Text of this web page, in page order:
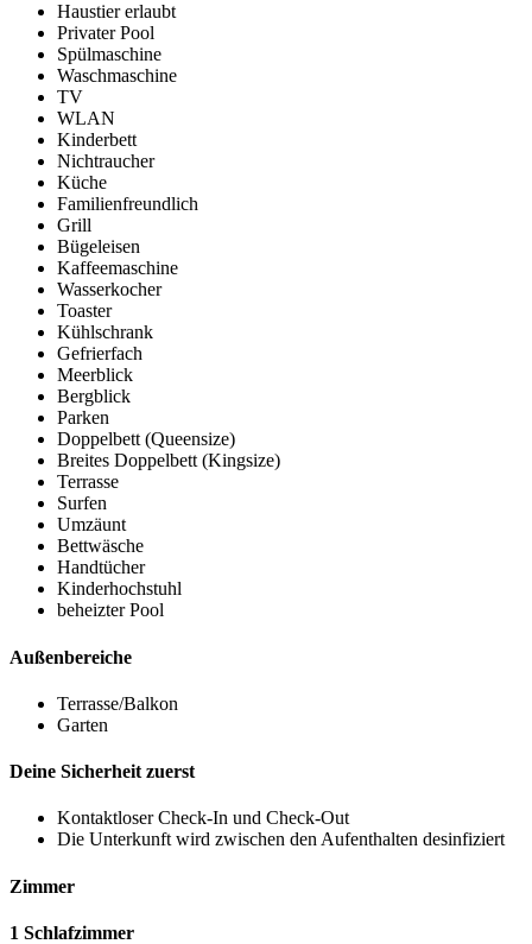
Haustier erlaubt
Privater Pool
Spülmaschine
Waschmaschine
TV
WLAN
Kinderbett
Nichtraucher
Küche
Familienfreundlich
Grill
Bügeleisen
Kaffeemaschine
Wasserkocher
Toaster
Kühlschrank
Gefrierfach
Meerblick
Bergblick
Parken
Doppelbett (Queensize)
Breites Doppelbett (Kingsize)
Terrasse
Surfen
Umzäunt
Bettwäsche
Handtücher
Kinderhochstuhl
beheizter Pool
Außenbereiche
Terrasse/Balkon
Garten
Deine Sicherheit zuerst
Kontaktloser Check-In und Check-Out
Die Unterkunft wird zwischen den Aufenthalten desinfiziert
Zimmer
1 Schlafzimmer